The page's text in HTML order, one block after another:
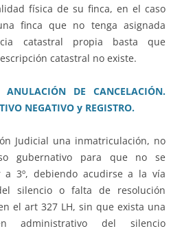
física de su finca, en el caso
finca que no tenga asignada
catastral propia basta que
catastral no existe.
DE CANCELACIÓN.
NEGATIVO y REGISTRO.
Judicial una inmatriculación, no
gubernativo para que no se
a 3º, debiendo acudirse a la vía
silencio o falta de resolución
el art 327 LH, sin que exista una
administrativo del silencio